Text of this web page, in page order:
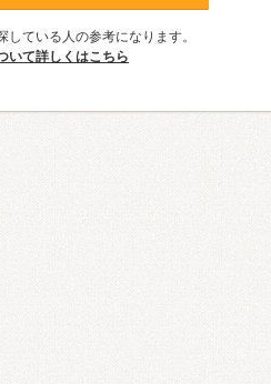
ている人の参考になります。
いて詳しくはこちら